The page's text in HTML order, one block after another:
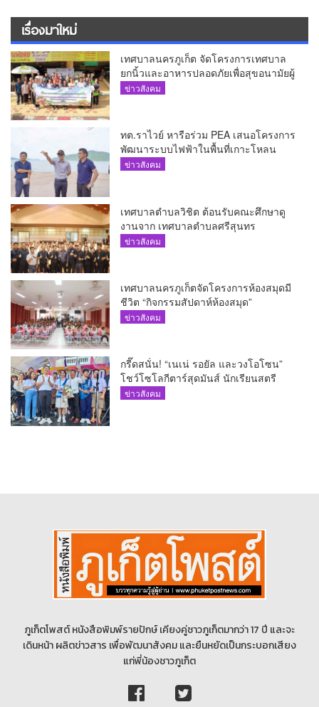
เรื่องมาใหม่
เทศบาลนครภูเก็ต จัดโครงการเทศบาล
ยกนิ้วและอาหารปลอดภัยเพื่อสุขอนามัยผู้
บริโภค
ข่าวสังคม
ทต.ราไวย์ หารือร่วม PEA เสนอโครงการ
พัฒนาระบบไฟฟ้าในพื้นที่เกาะโหลน
ข่าวสังคม
เทศบาลตำบลวิชิต ต้อนรับคณะศึกษาดู
งานจาก เทศบาลตำบลศรีสุนทร
ข่าวสังคม
เทศบาลนครภูเก็ตจัดโครงการห้องสมุดมี
ชีวิต “กิจกรรมสัปดาห์ห้องสมุด”
ข่าวสังคม
กรี๊ดสนั่น! “เนเน่ รอยัล และวงโอโซน”
โชว์โซโลกีตาร์สุดมันส์ นักเรียนสตรี
ภูเก็ตนั่งไม่ติด ทั้งเต้น-ร้อง
ข่าวสังคม
ภูเก็ตโพสต์ หนังสือพิมพ์รายปักษ์ เคียงคู่ชาวภูเก็ตมากว่า 17 ปี และจะ
เดินหน้า ผลิตข่าวสาร เพื่อพัฒนาสังคม และยืนหยัดเป็นกระบอกเสียง
แก่พี่น้องชาวภูเก็ต